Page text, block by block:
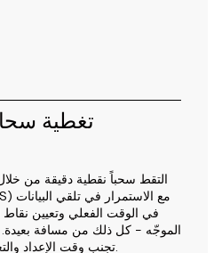
تغطية
التقط سحباً نقطية دقيقة من
في الوقت الفعلي وتعيين
الموجّه - كل ذلك من مسافة بعيدة.
تجنب وقت الإعداد والتعبئة والتحرك غير الضروري.